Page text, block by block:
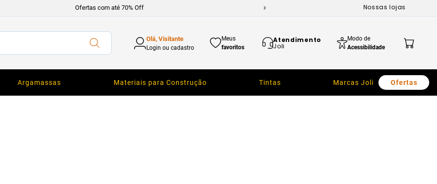
Ofertas com até 70% Off Nossas lojas
Olá, Visitante
Login ou cadastro
Meus
favoritos
Atendimento
Joli
Modo de
Acessibilidade
Argamassas Materiais para Construção Tintas Marcas Joli Ofertas